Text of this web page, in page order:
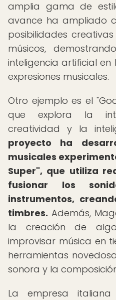
amplia gama de
avance ha ampliado
posibilidades
músicos,
inteligencia artificial
expresiones musicales.
Otro ejemplo es el
que explora la
creatividad y la
proyecto ha
musicales
Super", que utiliza
fusionar los
instrumentos,
timbres. Además,
la creación de
improvisar música en
herramientas
sonora y la
La empresa italiana